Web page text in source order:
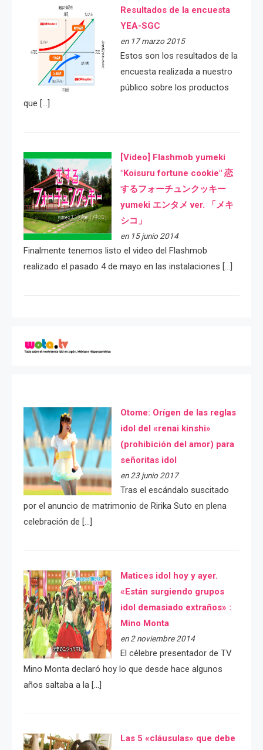
Resultados de la encuesta
YEA-SGC
en 17 marzo 2015
Estos son los resultados de la
encuesta realizada a nuestro
público sobre los productos
que […]
[Video] Flashmob yumeki
"Koisuru fortune cookie" 恋
するフォーチュンクッキー
yumeki エンタメ ver. 「メキ
シコ」
en 15 junio 2014
Finalmente tenemos listo el video del Flashmob
realizado el pasado 4 de mayo en las instalaciones […]
Otome: Orígen de las reglas
idol del «renai kinshi»
(prohibición del amor) para
señoritas idol
en 23 junio 2017
Tras el escándalo suscitado
por el anuncio de matrimonio de Ririka Suto en plena
celebración de […]
Matices idol hoy y ayer.
«Están surgiendo grupos
idol demasiado extraños» :
Mino Monta
en 2 noviembre 2014
El célebre presentador de TV
Mino Monta declaró hoy lo que desde hace algunos
años saltaba a la […]
Las 5 «cláusulas» que debe